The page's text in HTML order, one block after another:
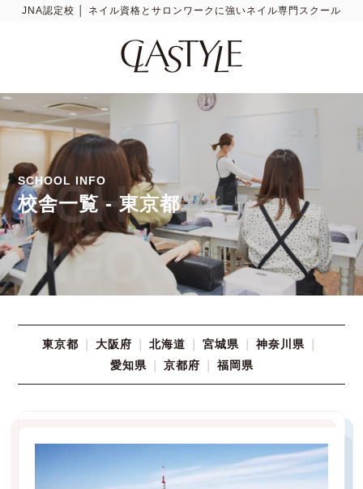
JNA認定校 │ ネイル資格とサロンワークに強いネイル専門スクール
SCHOOL INFO
校舎一覧 - 東京都
SCHOOL
INFO
東京都 大阪府 北海道 宮城県
神奈川県
愛知県
京都府 福岡県